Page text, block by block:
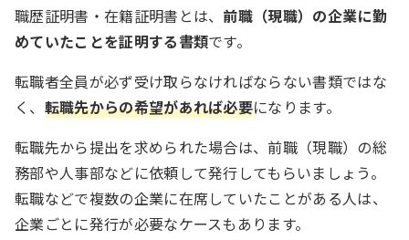
職歴証明書・在籍証明書とは、 前職（現職）の企業に勤
めていたことを証明する書類です。
転職者全員が必ず受け取らなければならない書類ではな
く、 転職先からの希望があれば必要になります。
転職先から提出を求められた場合は、前職（現職）の総
務部や人事部などに依頼して発行してもらいましょう。
転職などで複数の企業に在席していたことがある人は、
企業ごとに発行が必要なケースもあります。